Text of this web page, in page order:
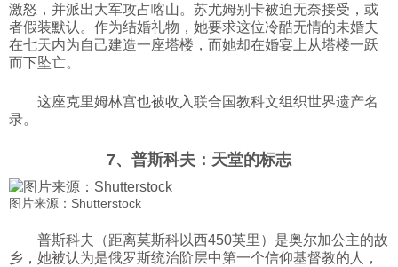
历史
视听
激怒，并派出大军攻占喀山。苏尤姆别卡被迫无奈接受，或
者假装默认。作为结婚礼物，她要求这位冷酷无情的未婚夫
在七天内为自己建造一座塔楼，而她却在婚宴上从塔楼一跃
而下坠亡。
这座克里姆林宫也被收入联合国教科文组织世界遗产名
录。
7、普斯科夫：天堂的标志
图片来源：Shutterstock
普斯科夫（距离莫斯科以西450英里）是奥尔加公主的故
乡，她被认为是俄罗斯统治阶层中第一个信仰基督教的人，